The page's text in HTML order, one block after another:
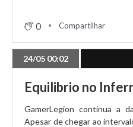
0 Compartilhar
24/05 00:02
Equilibrio no
GamerLegion continua a
Apesar de chegar ao